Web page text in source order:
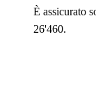
È assicurato
26'460.